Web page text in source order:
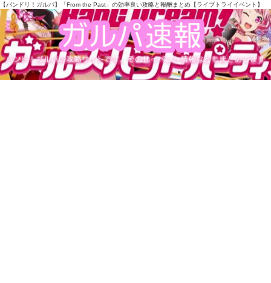
【バンドリ！ガルパ】「From the Past」の効率良い攻略と報酬まとめ【ライブトライイベント】